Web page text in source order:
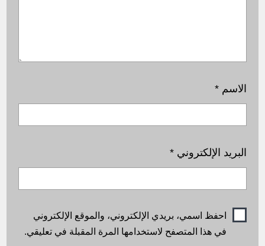
الاسم*
البريد الإلكتروني*
احفظ اسمي، بريدي الإلكتروني، والموقع الإلكتروني
في هذا المتصفح لاستخدامها المرة المقبلة في تعليقي.